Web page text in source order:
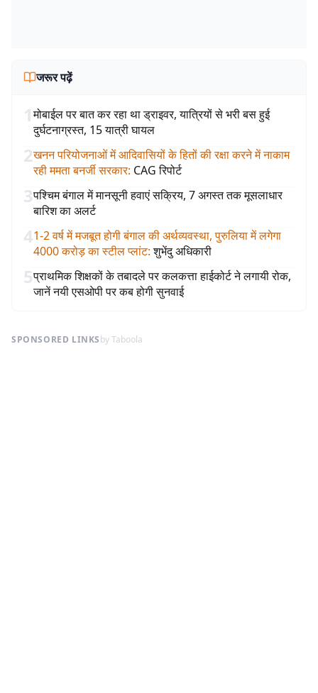
जरूर पढ़ें
1मोबाईल पर बात कर रहा था ड्राइवर, यात्रियों से भरी बस हुई
दुर्घटनाग्रस्त, 15 यात्री घायल
2खनन परियोजनाओं में आदिवासियों के हितों की रक्षा करने में नाकाम
रही ममता बनर्जी सरकार: CAG रिपोर्ट
3पश्चिम बंगाल में मानसूनी हवाएं सक्रिय, 7 अगस्त तक मूसलाधार
बारिश का अलर्ट
41-2 वर्ष में मजबूत होगी बंगाल की अर्थव्यवस्था, पुरुलिया में लगेगा
4000 करोड़ का स्टील प्लांट: शुभेंदु अधिकारी
5प्राथमिक शिक्षकों के तबादले पर कलकत्ता हाईकोर्ट ने लगायी रोक,
जानें नयी एसओपी पर कब होगी सुनवाई
SPONSORED LINKSby Taboola